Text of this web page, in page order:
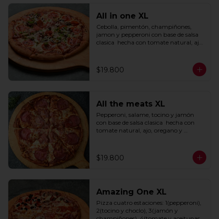
All in one XL
Cebolla, pimentón, champiñones,
jamon y pepperoni con base de salsa
clasica  hecha con tomate natural, ajo,
$19.800
All the meats XL
Pepperoni, salame, tocino y jamón
con base de salsa clasica  hecha con
tomate natural, ajo, oregano y
$19.800
Amazing One XL
Pizza cuatro estaciones: 1(pepperoni),
2(tocino y choclo), 3(jamón y